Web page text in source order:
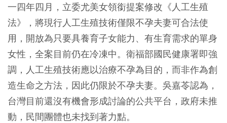
一四年四月，立委尤美女領銜提案修改《人工生殖
法》，將現行人工生殖技術僅限不孕夫妻可合法使
用，開放為只要具養育子女能力、有生育需求的單身
女性，全案目前仍在冷凍中。衛福部國民健康署即強
調，人工生殖技術應以治療不孕為目的，而非作為創
造生命之方法，因此仍限於不孕夫妻。吳嘉苓認為，
台灣目前還沒有機會形成討論的公共平台，政府未推
動，民間團體也未找到著力點。